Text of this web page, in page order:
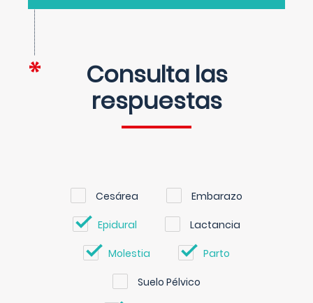
Consulta las
respuestas
Cesárea Embarazo
Epidural Lactancia
Molestia Parto
Suelo Pélvico